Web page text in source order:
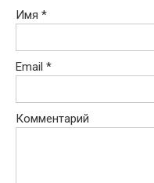
Имя *
Email *
Комментарий